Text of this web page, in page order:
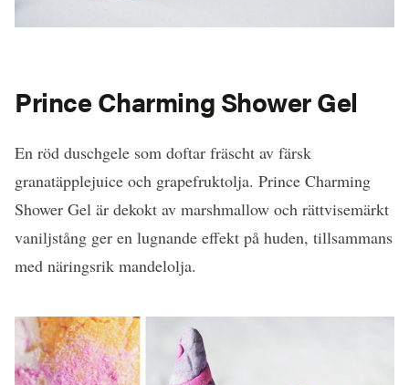
Prince Charming Shower Gel
En röd duschgele som doftar fräscht av färsk
granatäpplejuice och grapefruktolja. Prince Charming
Shower Gel är dekokt av marshmallow och rättvisemärkt
vaniljstång ger en lugnande effekt på huden, tillsammans
med näringsrik mandelolja.